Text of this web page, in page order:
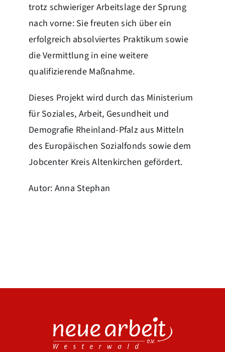
trotz schwieriger Arbeitslage der Sprung
nach vorne: Sie freuten sich über ein
erfolgreich absolviertes Praktikum sowie
die Vermittlung in eine weitere
qualifizierende Maßnahme.
Dieses Projekt wird durch das Ministerium
für Soziales, Arbeit, Gesundheit und
Demografie Rheinland-Pfalz aus Mitteln
des Europäischen Sozialfonds sowie dem
Jobcenter Kreis Altenkirchen gefördert.
Autor: Anna Stephan